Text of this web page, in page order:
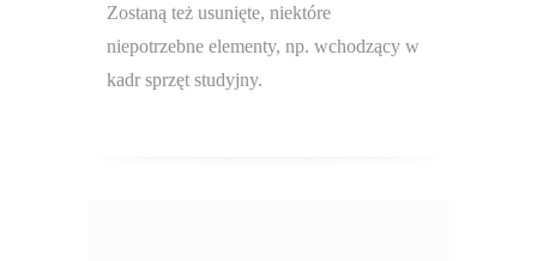
Zostaną też usunięte, niektóre
niepotrzebne elementy, np. wchodzący w
kadr sprzęt studyjny.